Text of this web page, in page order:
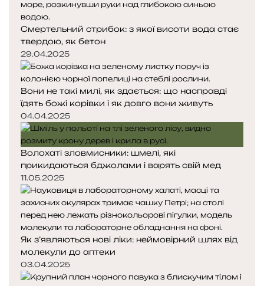
Смертельний стрибок: з якої висоти вода стає
твердою, як бетон
29.04.2025
Вони не такі милі, як здається: що насправді
їдять божі корівки і як довго вони живуть
04.04.2025
Волохаті зловмисники: шмелі, які
прикидаються бджолами і варять свій мед
11.05.2025
Як з’являються нові ліки: неймовірний шлях від
молекули до аптеки
03.04.2025